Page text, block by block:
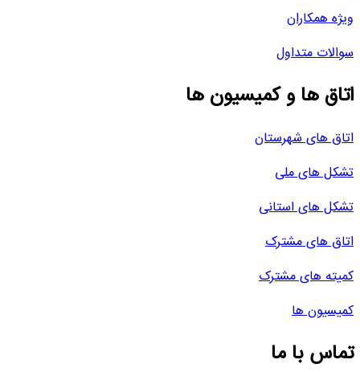
ویژه همکاران
سوالات متداول
اتاق ها و کمیسیون ها
اتاق های شهرستان
تشکل های ملی
تشکل های استانی
اتاق های مشترک
کمیته های مشترک
کمیسیون ها
تماس با ما